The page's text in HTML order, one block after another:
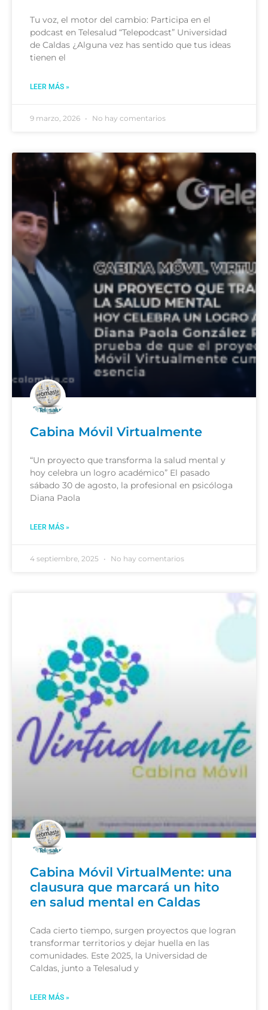
Tu voz, el motor del cambio: Participa en el
podcast en Telesalud “Telepodcast” Universidad
de Caldas ¿Alguna vez has sentido que tus ideas
tienen el
LEER MÁS »
9 marzo, 2026 No hay comentarios
Cabina Móvil Virtualmente
“Un proyecto que transforma la salud mental y
hoy celebra un logro académico” El pasado
sábado 30 de agosto, la profesional en psicóloga
Diana Paola
LEER MÁS »
4 septiembre, 2025 No hay comentarios
Cabina Móvil VirtualMente: una
clausura que marcará un hito
en salud mental en Caldas
Cada cierto tiempo, surgen proyectos que logran
transformar territorios y dejar huella en las
comunidades. Este 2025, la Universidad de
Caldas, junto a Telesalud y
LEER MÁS »